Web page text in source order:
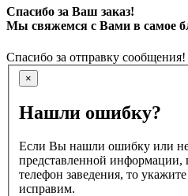
Спасибо за Ваш заказ!
Мы свяжемся с Вами в самое
Спасибо за отправку сообщения!
×
Нашли ошибку?
Если Вы нашли ошибку или
представленной информации,
телефон заведения, то
исправим.